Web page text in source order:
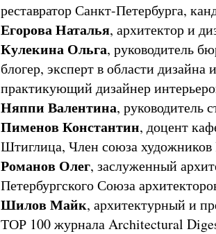
реставратор Санкт-Петербурга,
Егорова Наталья, архитектор и
Кулекина Ольга, руководитель
блогер, эксперт в области дизайна
практикующий дизайнер
Няппи Валентина, руководитель
Пименов Константин, доцент
Штиглица, Член союза
Романов Олег, заслуженный
Петербургского Союза
Шилов Майк, архитектурный и
ТОР 100 журнала Architectural